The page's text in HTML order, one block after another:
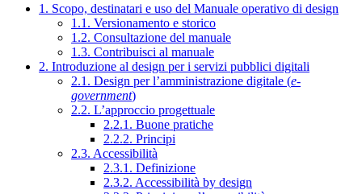
1. Scopo, destinatari e uso del Manuale operativo di design
1.1. Versionamento e storico
1.2. Consultazione del manuale
1.3. Contribuisci al manuale
2. Introduzione al design per i servizi pubblici digitali
2.1. Design per l’amministrazione digitale (e-
government)
2.2. L’approccio progettuale
2.2.1. Buone pratiche
2.2.2. Principi
2.3. Accessibilità
2.3.1. Definizione
2.3.2. Accessibilità by design